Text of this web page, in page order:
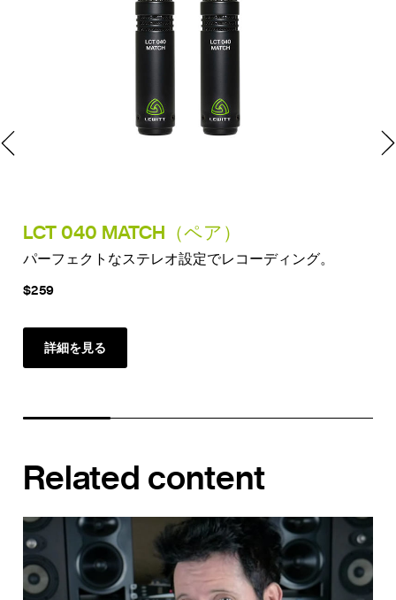
LCT 040 MATCH（ペア）
パーフェクトなステレオ設定でレコーディング。
$259
詳細を見る
Related content